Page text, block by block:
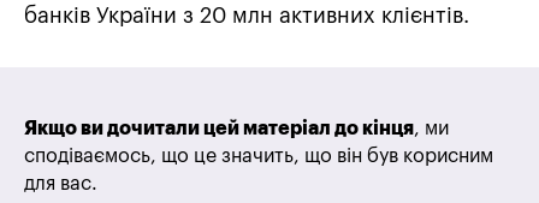
банків України з 20 млн активних клієнтів.
Якщо ви дочитали цей матеріал до кінця, ми
сподіваємось, що це значить, що він був корисним
для вас.